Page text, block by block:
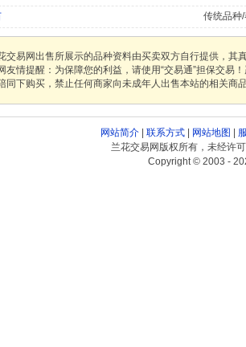
传统品种
交易网出售所展示的品种资料由买卖双方自行提供，
友情提醒：为保障您的利益，请使用“交易通”担保交
同下购买，禁止任何商家向未成年人出售本站的相关商
网站简介| 联系方式| 网站地图
兰花交易网版权所有，未经许
Copyright © 2003 -